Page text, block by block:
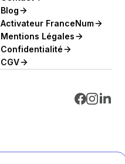
Blog
Activateur FranceNum
Mentions Légales
Confidentialité
CGV